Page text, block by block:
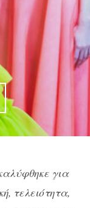
για
τελειότητα,